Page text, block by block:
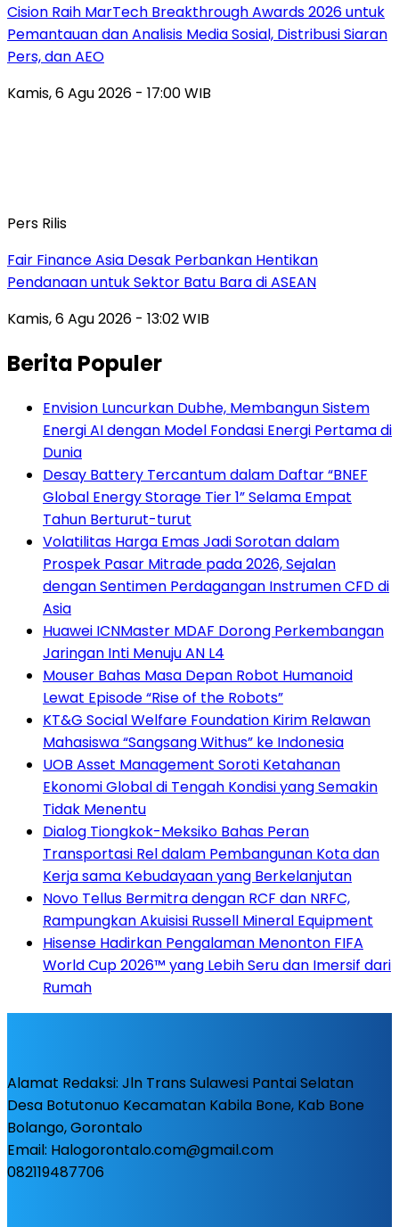
Cision Raih MarTech Breakthrough Awards 2026 untuk
Pemantauan dan Analisis Media Sosial, Distribusi Siaran
Pers, dan AEO
Kamis, 6 Agu 2026 - 17:00 WIB
Pers Rilis
Fair Finance Asia Desak Perbankan Hentikan
Pendanaan untuk Sektor Batu Bara di ASEAN
Kamis, 6 Agu 2026 - 13:02 WIB
Berita Populer
Envision Luncurkan Dubhe, Membangun Sistem
Energi AI dengan Model Fondasi Energi Pertama di
Dunia
Desay Battery Tercantum dalam Daftar “BNEF
Global Energy Storage Tier 1” Selama Empat
Tahun Berturut-turut
Volatilitas Harga Emas Jadi Sorotan dalam
Prospek Pasar Mitrade pada 2026, Sejalan
dengan Sentimen Perdagangan Instrumen CFD di
Asia
Huawei ICNMaster MDAF Dorong Perkembangan
Jaringan Inti Menuju AN L4
Mouser Bahas Masa Depan Robot Humanoid
Lewat Episode “Rise of the Robots”
KT&G Social Welfare Foundation Kirim Relawan
Mahasiswa “Sangsang Withus” ke Indonesia
UOB Asset Management Soroti Ketahanan
Ekonomi Global di Tengah Kondisi yang Semakin
Tidak Menentu
Dialog Tiongkok-Meksiko Bahas Peran
Transportasi Rel dalam Pembangunan Kota dan
Kerja sama Kebudayaan yang Berkelanjutan
Novo Tellus Bermitra dengan RCF dan NRFC,
Rampungkan Akuisisi Russell Mineral Equipment
Hisense Hadirkan Pengalaman Menonton FIFA
World Cup 2026™ yang Lebih Seru dan Imersif dari
Rumah
Alamat Redaksi: Jln Trans Sulawesi Pantai Selatan
Desa Botutonuo Kecamatan Kabila Bone, Kab Bone
Bolango, Gorontalo
Email: Halogorontalo.com@gmail.com
082119487706